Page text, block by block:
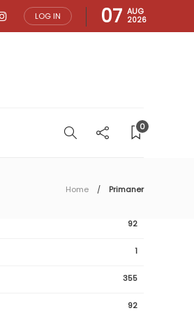
LOG IN 07 AUG
2026
0
Home Primaner
92
1
355
92